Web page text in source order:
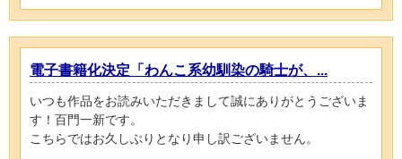
電子書籍化決定「わんこ系幼馴染の騎士が、...
いつも作品をお読みいただきまして誠にありがとうございま
す！百門一新です。
こちらではお久しぶりとなり申し訳ございません。